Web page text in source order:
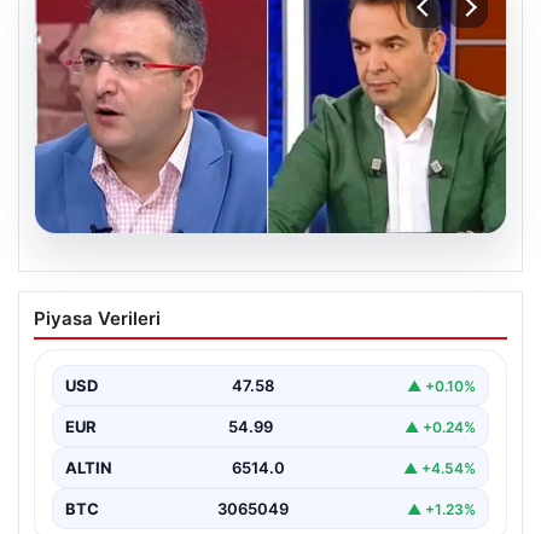
04.08.2026
Cem Küçük Soruşturmasıyla Bağlantılı
Beyaz TV Programcısı Tahir Sarıkaya
Son dakika gelişmesine göre, gazeteci ve köşe yazarı
kapsamında,…
Piyasa Verileri
USD 47.58 ▲ +0.10%
EUR 54.99 ▲ +0.24%
ALTIN 6514.0 ▲ +4.54%
BTC 3065049 ▲ +1.23%